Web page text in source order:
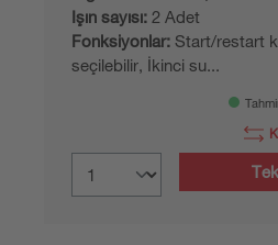
Işın sayısı: 2 Adet
Fonksiyonlar: Start/restart
seçilebilir, İkinci su...